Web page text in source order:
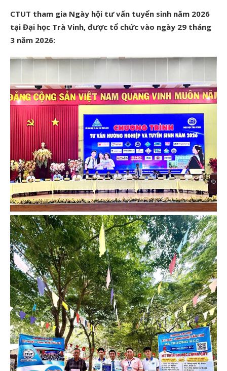
CTUT tham gia Ngày hội tư vấn tuyển sinh năm 2026
tại Đại học Trà Vinh, được tổ chức vào ngày 29 tháng
3 năm 2026: